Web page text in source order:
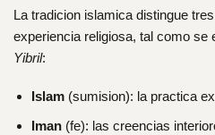
La tradicion islamica distingue
experiencia religiosa, tal como se
Yibril:
Islam(sumision): la practica
Iman(fe): las creencias